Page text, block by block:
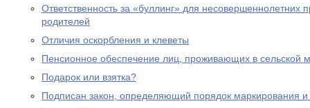
Ответственность за «буллинг» для несовершеннолетних
родителей
Отличия оскорбления и клеветы
Пенсионное обеспечение лиц, проживающих в сельской
Подарок или взятка?
Подписан закон, определяющий порядок маркирования и